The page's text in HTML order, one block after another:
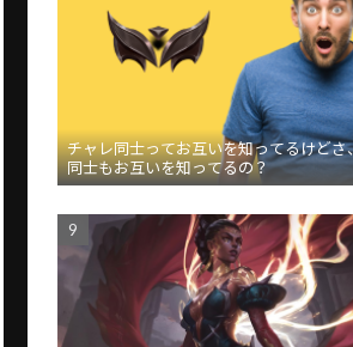
チャレ同士ってお互いを知ってるけどさ
同士もお互いを知ってるの？